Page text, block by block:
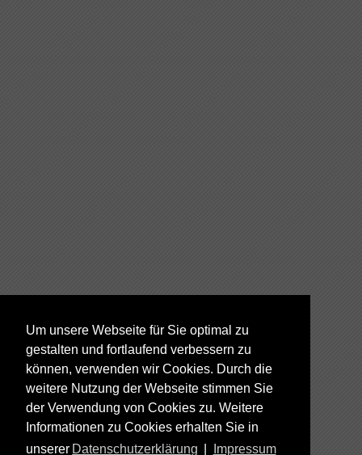
Um unsere Webseite für Sie optimal zu
gestalten und fortlaufend verbessern zu
können, verwenden wir Cookies. Durch die
weitere Nutzung der Webseite stimmen Sie
der Verwendung von Cookies zu. Weitere
Informationen zu Cookies erhalten Sie in
unserer Datenschutzerklärung Impressum